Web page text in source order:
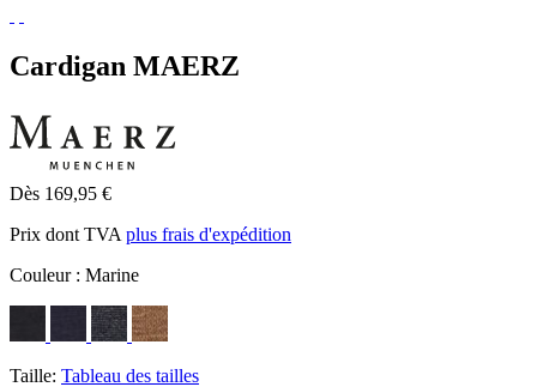
Cardigan MAERZ
Dès 169,95 €
Prix dont TVA plus frais d'expédition
Couleur : Marine
Taille: Tableau des tailles